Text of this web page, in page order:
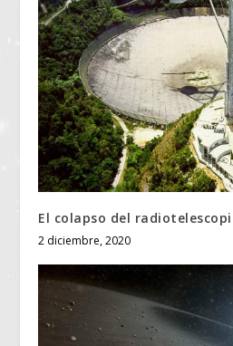
El colapso del
2 diciembre, 2020